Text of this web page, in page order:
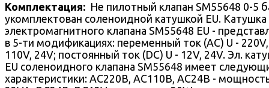
Комплектация: Не пилотный клапан SM55648 0-5
укомплектован соленоидной катушкой EU. Катушка
электромагнитного клапана SM55648 EU -
в 5-ти модификациях: переменный ток (AC) U - 220V,
110V, 24V; постоянный ток (DC) U - 12V, 24V. Эл.
EU соленоидного клапана SM55648 имеет
характеристики: AC220В, AC110В, AC24В -